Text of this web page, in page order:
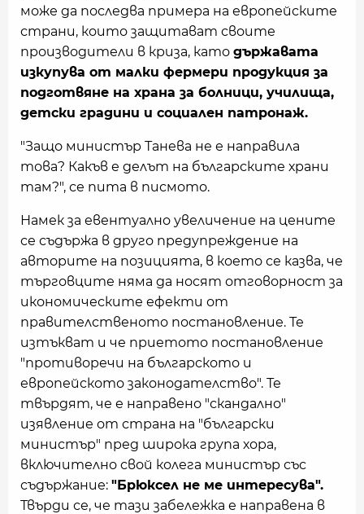
може да последва примера на европейските
страни, които защитават своите
производители в криза, като държавата
изкупува от малки фермери продукция за
подготвяне на храна за болници, училища,
детски градини и социален патронаж.
"Защо министър Танева не е направила
това? Какъв е делът на българските храни
там?", се пита в писмото.
Намек за евентуално увеличение на цените
се съдържа в друго предупреждение на
авторите на позицията, в което се казва, че
търговците няма да носят отговорност за
икономическите ефекти от
правителственото постановление. Те
изтъкват и че приетото постановление
"противоречи на българското и
европейското законодателство". Те
твърдят, че е направено "скандално"
изявление от страна на "български
министър" пред широка група хора,
включително свой колега министър със
съдържание: "Брюксел не ме интересува".
Твърди се, че тази забележка е направена в